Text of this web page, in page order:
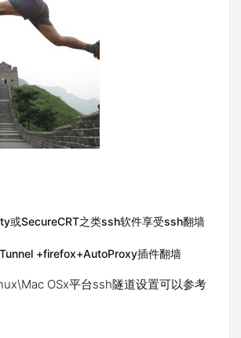
或SecureCRT之类ssh软件享受ssh翻墙
+firefox+AutoProxy插件翻墙
OSx平台ssh隧道设置可以参考